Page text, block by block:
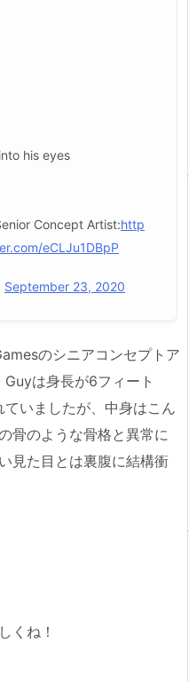
his eyes
Concept Artist:http
eCLJu1DBpP
September 23, 2020
のシニアコンセプトア
は身長が6フィート
ていましたが、中身はこん
骨のような骨格と異常に
見た目とは裏腹に結構衝
くね！